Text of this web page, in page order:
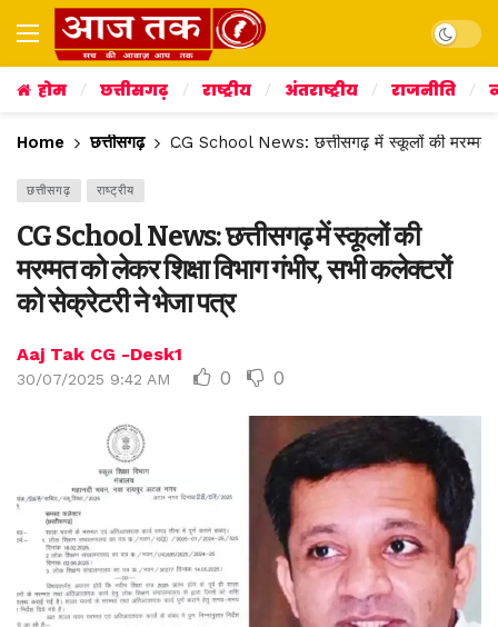
Dark
होम छत्तीसगढ़ राष्ट्रीय अंतराष्ट्रीय राजनीति
Home छत्तीसगढ़ CG School News: छत्तीसगढ़ में स्कूलों की मरम्मत
छत्तीसगढ़ राष्ट्रीय
CG School News: छत्तीसगढ़ में स्कूलों की
मरम्मत को लेकर शिक्षा विभाग गंभीर, सभी कलेक्टरों
को सेक्रेटरी ने भेजा पत्र
Aaj Tak CG -Desk1
30/07/2025 9:42 AM 0 0